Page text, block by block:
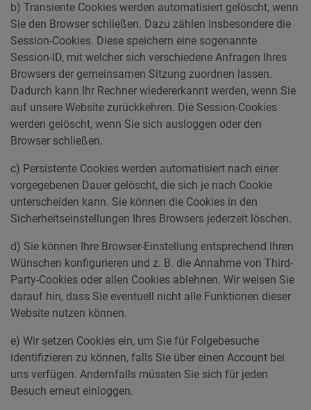
b) Transiente Cookies werden automatisiert gelöscht, wenn
Sie den Browser schließen. Dazu zählen insbesondere die
Session-Cookies. Diese speichern eine sogenannte
Session-ID, mit welcher sich verschiedene Anfragen Ihres
Browsers der gemeinsamen Sitzung zuordnen lassen.
Dadurch kann Ihr Rechner wiedererkannt werden, wenn Sie
auf unsere Website zurückkehren. Die Session-Cookies
werden gelöscht, wenn Sie sich ausloggen oder den
Browser schließen.
c) Persistente Cookies werden automatisiert nach einer
vorgegebenen Dauer gelöscht, die sich je nach Cookie
unterscheiden kann. Sie können die Cookies in den
Sicherheitseinstellungen Ihres Browsers jederzeit löschen.
d) Sie können Ihre Browser-Einstellung entsprechend Ihren
Wünschen konfigurieren und z. B. die Annahme von Third-
Party-Cookies oder allen Cookies ablehnen. Wir weisen Sie
darauf hin, dass Sie eventuell nicht alle Funktionen dieser
Website nutzen können.
e) Wir setzen Cookies ein, um Sie für Folgebesuche
identifizieren zu können, falls Sie über einen Account bei
uns verfügen. Andernfalls müssten Sie sich für jeden
Besuch erneut einloggen.